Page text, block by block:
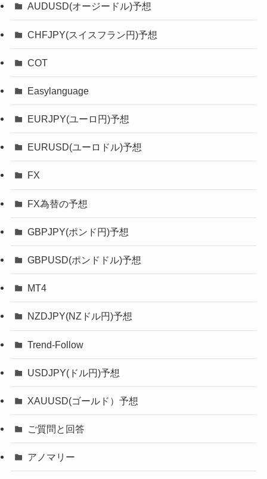
AUDUSD(オージードル)予想
CHFJPY(スイスフラン円)予想
COT
Easylanguage
EURJPY(ユーロ円)予想
EURUSD(ユーロドル)予想
FX
FX為替の予想
GBPJPY(ポンド円)予想
GBPUSD(ポンドドル)予想
MT4
NZDJPY(NZドル円)予想
Trend-Follow
USDJPY(ドル円)予想
XAUUSD(ゴールド）予想
ご質問と回答
アノマリー